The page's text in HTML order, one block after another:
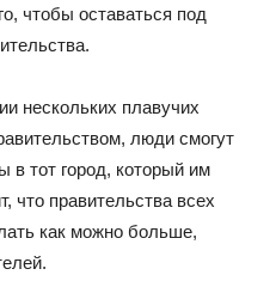
чтобы оставаться под
нескольких плавучих
люди смогут
в тот город, который им
что правительства всех
как можно больше,